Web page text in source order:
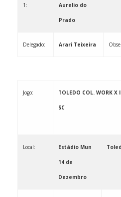
1: Aurelio do
Prado
Delegado: Arari Teixeira
Jogo: TOLEDO COL. WORK X
SC
Local: Estádio Mun
14 de
Dezembro